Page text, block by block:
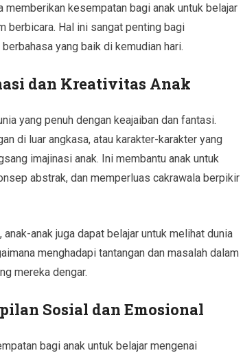
kesempatan bagi anak untuk belajar
berbicara. Hal ini sangat penting bagi
yang baik di kemudian hari.
dan Kreativitas Anak
yang penuh dengan keajaiban dan fantasi.
di luar angkasa, atau karakter-karakter yang
imajinasi anak. Ini membantu anak untuk
abstrak, dan memperluas cakrawala berpikir
anak juga dapat belajar untuk melihat dunia
menghadapi tantangan dan masalah dalam
mereka dengar.
Sosial dan Emosional
bagi anak untuk belajar mengenai